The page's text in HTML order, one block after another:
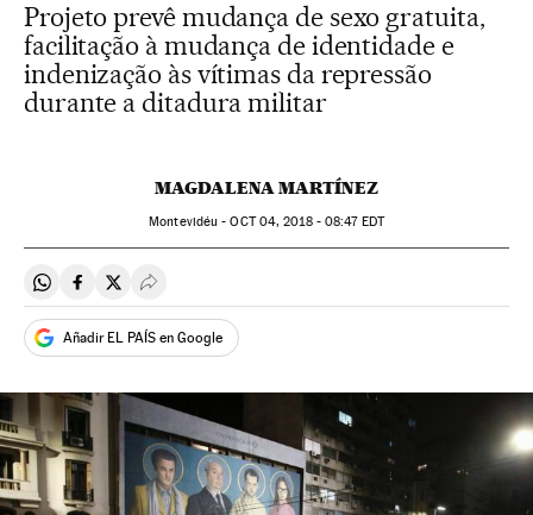
Projeto prevê mudança de sexo gratuita,
facilitação à mudança de identidade e
indenização às vítimas da repressão
durante a ditadura militar
MAGDALENA MARTÍNEZ
Montevidéu -OCT04, 2018 - 08:47EDT
Compartir en Whatsapp
Compartir en Facebook
Compartir en Twitter
Desplegar Redes Sociales
Añadir EL PAÍS en Google